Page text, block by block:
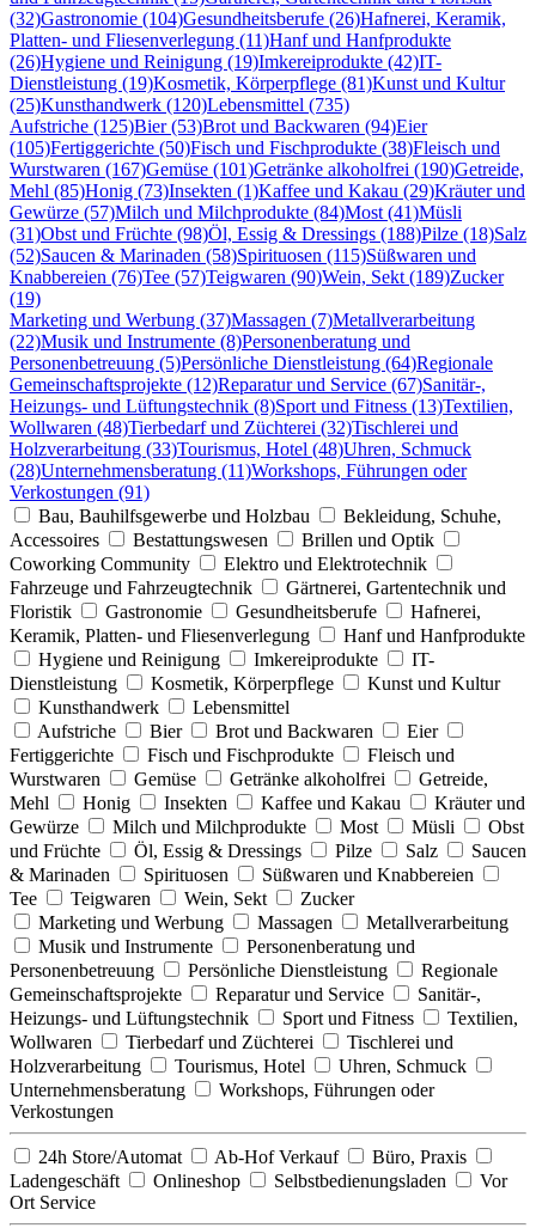
(32)Gastronomie (104)Gesundheitsberufe (26)Hafnerei, Keramik,
Platten- und Fliesenverlegung (11)Hanf und Hanfprodukte
(26)Hygiene und Reinigung (19)Imkereiprodukte (42)IT-
Dienstleistung (19)Kosmetik, Körperpflege (81)Kunst und Kultur
(25)Kunsthandwerk (120)Lebensmittel (735)
Aufstriche (125)Bier (53)Brot und Backwaren (94)Eier
(105)Fertiggerichte (50)Fisch und Fischprodukte (38)Fleisch und
Wurstwaren (167)Gemüse (101)Getränke alkoholfrei (190)Getreide,
Mehl (85)Honig (73)Insekten (1)Kaffee und Kakau (29)Kräuter und
Gewürze (57)Milch und Milchprodukte (84)Most (41)Müsli
(31)Obst und Früchte (98)Öl, Essig & Dressings (188)Pilze (18)Salz
(52)Saucen & Marinaden (58)Spirituosen (115)Süßwaren und
Knabbereien (76)Tee (57)Teigwaren (90)Wein, Sekt (189)Zucker
(19)
Marketing und Werbung (37)Massagen (7)Metallverarbeitung
(22)Musik und Instrumente (8)Personenberatung und
Personenbetreuung (5)Persönliche Dienstleistung (64)Regionale
Gemeinschaftsprojekte (12)Reparatur und Service (67)Sanitär-,
Heizungs- und Lüftungstechnik (8)Sport und Fitness (13)Textilien,
Wollwaren (48)Tierbedarf und Züchterei (32)Tischlerei und
Holzverarbeitung (33)Tourismus, Hotel (48)Uhren, Schmuck
(28)Unternehmensberatung (11)Workshops, Führungen oder
Verkostungen (91)
Bau, Bauhilfsgewerbe und Holzbau
Bekleidung, Schuhe,
Accessoires
Bestattungswesen
Brillen und Optik
Coworking Community
Elektro und Elektrotechnik
Fahrzeuge und Fahrzeugtechnik
Gärtnerei, Gartentechnik und
Floristik
Gastronomie Gesundheitsberufe
Hafnerei,
Keramik, Platten- und Fliesenverlegung
Hanf und Hanfprodukte
Hygiene und Reinigung
Imkereiprodukte
IT-
Dienstleistung
Kosmetik, Körperpflege
Kunst und Kultur
Kunsthandwerk
Lebensmittel
Aufstriche
Bier Brot und Backwaren
Eier
Fertiggerichte
Fisch und Fischprodukte
Fleisch und
Wurstwaren
Gemüse Getränke alkoholfrei
Getreide,
Mehl
Honig Insekten Kaffee und Kakau
Kräuter und
Gewürze
Milch und Milchprodukte Most Müsli
Obst
und Früchte
Öl, Essig & Dressings Pilze Salz
Saucen
& Marinaden
Spirituosen
Süßwaren und Knabbereien
Tee
Teigwaren Wein, Sekt
Zucker
Marketing und Werbung
Massagen
Metallverarbeitung
Musik und Instrumente
Personenberatung und
Personenbetreuung
Persönliche Dienstleistung
Regionale
Gemeinschaftsprojekte
Reparatur und Service
Sanitär-,
Heizungs- und Lüftungstechnik
Sport und Fitness
Textilien,
Wollwaren
Tierbedarf und Züchterei
Tischlerei und
Holzverarbeitung
Tourismus, Hotel
Uhren, Schmuck
Unternehmensberatung
Workshops, Führungen oder
Verkostungen
24h Store/Automat Ab-Hof Verkauf
Büro, Praxis
Ladengeschäft
Onlineshop Selbstbedienungsladen
Vor
Ort Service